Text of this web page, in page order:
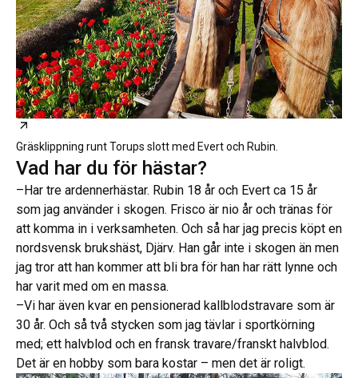
Gräsklippning runt Torups slott med Evert och Rubin.
Vad har du för hästar?
–Har tre ardennerhästar. Rubin 18 år och Evert ca 15 år
som jag använder i skogen. Frisco är nio år och tränas för
att komma in i verksamheten. Och så har jag precis köpt en
nordsvensk brukshäst, Djärv. Han går inte i skogen än men
jag tror att han kommer att bli bra för han har rätt lynne och
har varit med om en massa.
–Vi har även kvar en pensionerad kallblodstravare som är
30 år. Och så två stycken som jag tävlar i sportkörning
med; ett halvblod och en fransk travare/franskt halvblod.
Det är en hobby som bara kostar – men det är roligt.